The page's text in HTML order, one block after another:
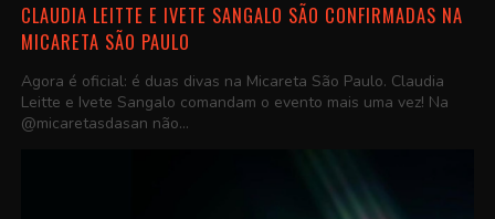
CLAUDIA LEITTE E IVETE SANGALO SÃO CONFIRMADAS NA
MICARETA SÃO PAULO
Agora é oficial: é duas divas na Micareta São Paulo. Claudia
Leitte e Ivete Sangalo comandam o evento mais uma vez! Na
@micaretasdasan não...